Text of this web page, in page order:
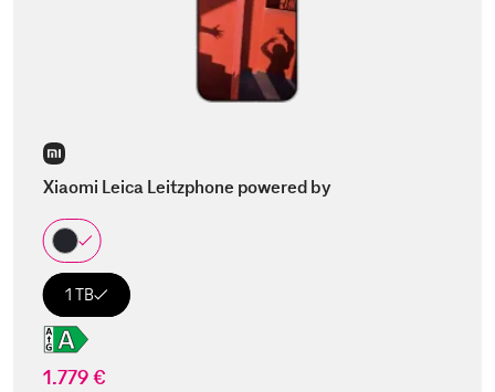
Xiaomi Leica Leitzphone powered by
1 TB
1.779 €